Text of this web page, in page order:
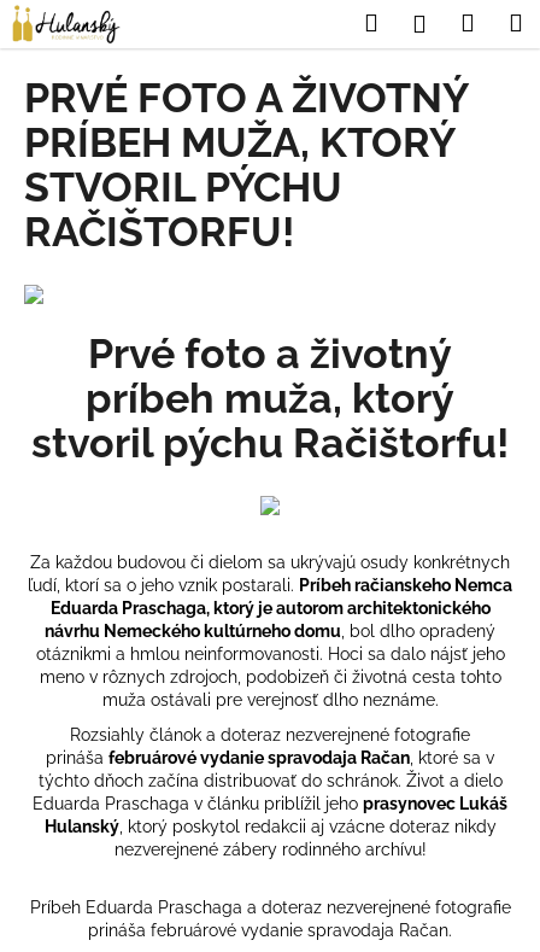
Prejsť
obsah
Hľadať
PRVÉ FOTO A ŽIVOTNÝ
PRÍBEH MUŽA, KTORÝ
STVORIL PÝCHU
RAČIŠTORFU!
Prvé foto a životný
príbeh muža, ktorý
stvoril pýchu Račištorfu!
Za každou budovou či dielom sa ukrývajú osudy konkrétnych
ľudí, ktorí sa o jeho vznik postarali. Príbeh račianskeho Nemca
Eduarda Praschaga, ktorý je autorom architektonického
návrhu Nemeckého kultúrneho domu , bol dlho opradený
otáznikmi a hmlou neinformovanosti. Hoci sa dalo nájsť jeho
meno v rôznych zdrojoch, podobizeň či životná cesta tohto
muža ostávali pre verejnosť dlho neznáme.
Rozsiahly článok a doteraz nezverejnené fotografie
prináša februárové vydanie spravodaja Račan , ktoré sa v
týchto dňoch začína distribuovať do schránok. Život a dielo
Eduarda Praschaga v článku priblížil jeho prasynovec Lukáš
Hulanský, ktorý poskytol redakcii aj vzácne doteraz nikdy
nezverejnené zábery rodinného archívu!
Príbeh Eduarda Praschaga a doteraz nezverejnené fotografie
prináša februárové vydanie spravodaja Račan.
K
o
Č
o
p
o
t
r
e
á
j
HĽADAŤ